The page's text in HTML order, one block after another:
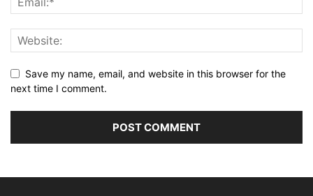
Save my name, email, and website in this browser for the
next time I comment.